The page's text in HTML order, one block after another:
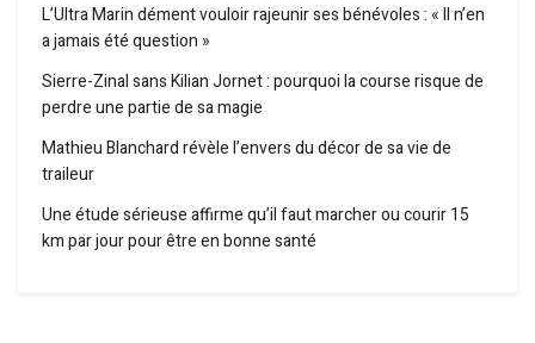
L’Ultra Marin dément vouloir rajeunir ses bénévoles : « Il n’en
a jamais été question »
Sierre-Zinal sans Kilian Jornet : pourquoi la course risque de
perdre une partie de sa magie
Mathieu Blanchard révèle l’envers du décor de sa vie de
traileur
Une étude sérieuse affirme qu’il faut marcher ou courir 15
km par jour pour être en bonne santé